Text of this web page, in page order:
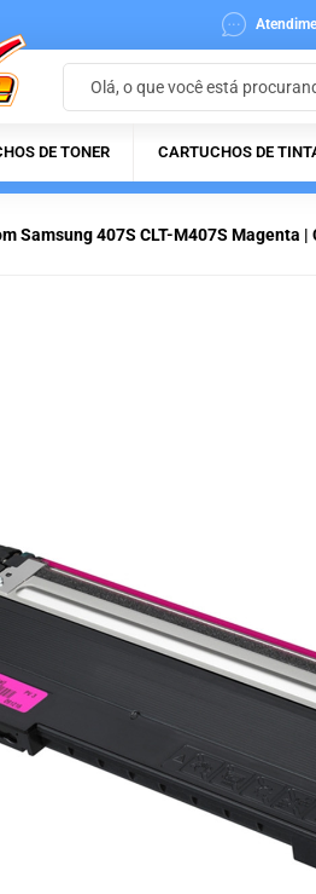
DE TONER CARTUCHOS DE
Samsung 407S CLT-M407S Magenta